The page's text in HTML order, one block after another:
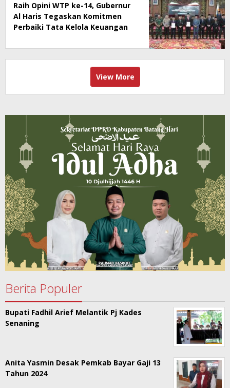
Raih Opini WTP ke-14, Gubernur
Al Haris Tegaskan Komitmen
Perbaiki Tata Kelola Keuangan
View More
Berita Populer
Bupati Fadhil Arief Melantik Pj Kades
Senaning
Anita Yasmin Desak Pemkab Bayar Gaji 13
Tahun 2024